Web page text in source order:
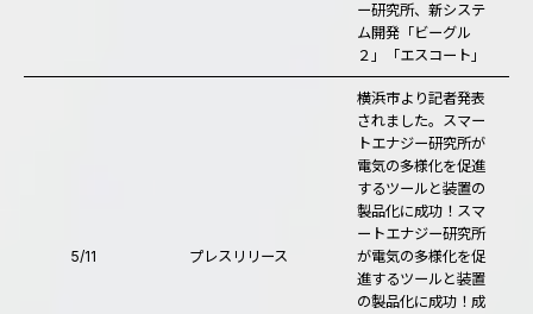
ー研究所、新システ
ム開発「ビーグル
２」「エスコート」
5/11 プレスリリース
横浜市より記者発表
されました。スマー
トエナジー研究所が
電気の多様化を促進
するツールと装置の
製品化に成功！スマ
ートエナジー研究所
が電気の多様化を促
進するツールと装置
の製品化に成功！成